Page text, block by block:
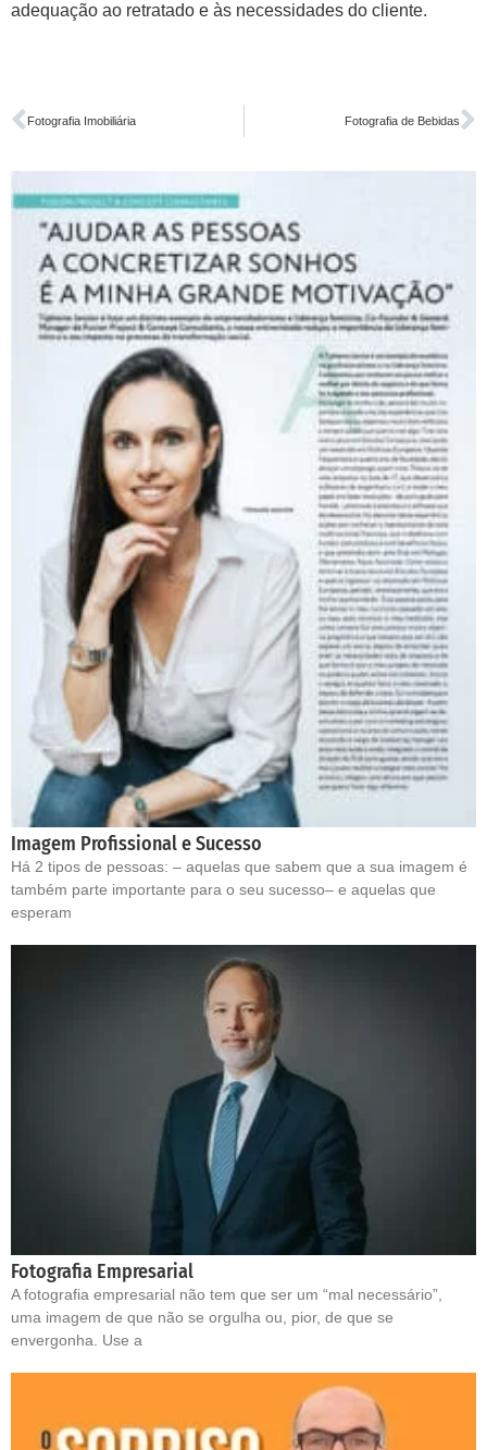
adequação ao retratado e às necessidades do cliente.
Fotografia Imobiliária Fotografia de Bebidas
Imagem Profissional e Sucesso
Há 2 tipos de pessoas: – aquelas que sabem que a sua imagem é
também parte importante para o seu sucesso– e aquelas que
esperam
Fotografia Empresarial
A fotografia empresarial não tem que ser um “mal necessário”,
uma imagem de que não se orgulha ou, pior, de que se
envergonha. Use a